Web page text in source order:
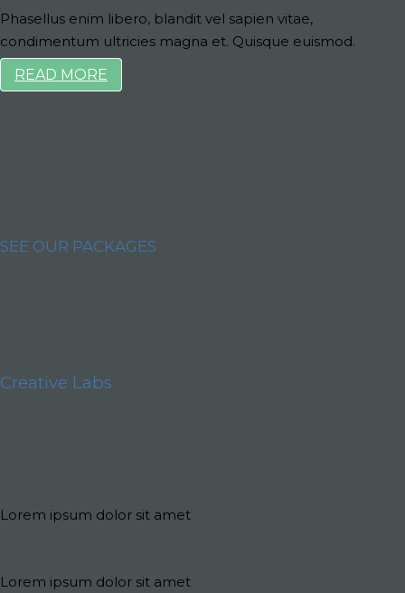
Phasellus enim libero, blandit vel sapien vitae,
condimentum ultricies magna et. Quisque euismod.
READ MORE
SEE OUR PACKAGES
Creative Labs
Lorem ipsum dolor sit amet
Lorem ipsum dolor sit amet